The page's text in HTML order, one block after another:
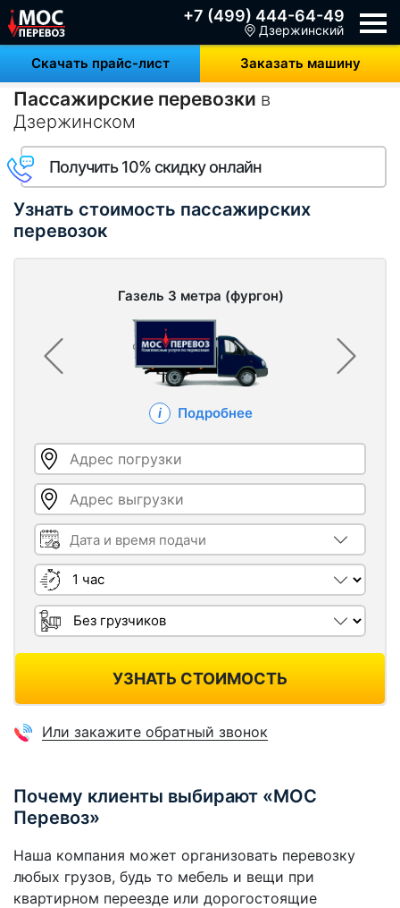
+7 (499) 444-64-49
Скачать прайс-лист Заказать машину
Дзержинский
Пассажирские перевозки в
Дзержинском
Получить 10% скидку онлайн
Узнать стоимость пассажирских
перевозок
Газель 3 метра (фургон)
Подробнее
Адрес погрузки
Адрес выгрузки
Дата и время подачи
Длительность
Грузчики
УЗНАТЬ СТОИМОСТЬ
Или закажите обратный звонок
Почему клиенты выбирают «МОС
Перевоз»
Наша компания может организовать перевозку
любых грузов, будь то мебель и вещи при
квартирном переезде или дорогостоящие